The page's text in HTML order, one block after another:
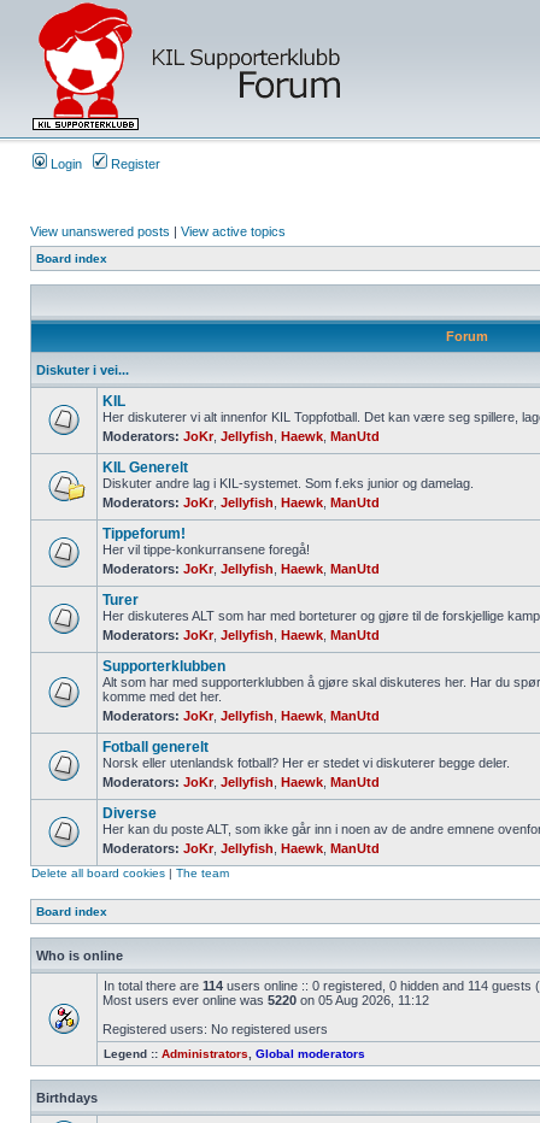
Login Register
View unanswered posts | View active topics
Board index
Forum
Diskuter i vei...
KIL
Her diskuterer vi alt innenfor KIL Toppfotball. Det kan være seg spillere,
Moderators: JoKr, Jellyfish Haewk ManUtd
KIL Generelt
Diskuter andre lag i KIL-systemet. Som f.eks junior og damelag.
Moderators: JoKr, Jellyfish Haewk ManUtd
Tippeforum!
Her vil tippe-konkurransene foregå!
Moderators: JoKr, Jellyfish Haewk ManUtd
Turer
Her diskuteres ALT som har med borteturer og gjøre til de forskjellige
Moderators: JoKr, Jellyfish Haewk ManUtd
Supporterklubben
Alt som har med supporterklubben å gjøre skal diskuteres her. Har du
komme med det her.
Moderators: JoKr, Jellyfish Haewk ManUtd
Fotball generelt
Norsk eller utenlandsk fotball? Her er stedet vi diskuterer begge deler.
Moderators: JoKr, Jellyfish Haewk ManUtd
Diverse
Her kan du poste ALT, som ikke går inn i noen av de andre emnene
Moderators: JoKr, Jellyfish Haewk ManUtd
Delete all board cookies | The team
Board index
Who is online
In total there are 114 users online :: 0 registered, 0 hidden and 114
Most users ever online was 5220 on 05 Aug 2026, 11:12
Registered users: No registered users
Legend :: Administrators Global moderators
Birthdays